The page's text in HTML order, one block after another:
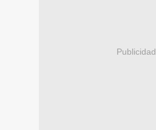
Publicidad